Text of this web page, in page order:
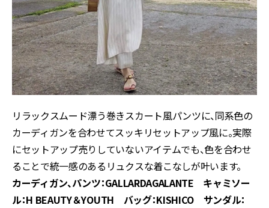
リラックスムード漂う巻きスカート風パンツに、同系色の
カーディガンを合わせてスッキリセットアップ風に。実際
にセットアップ売りしていないアイテムでも、色を合わせ
ることで統一感のあるリュクスな着こなしが叶います。
カーディガン、パンツ：GALLARDAGALANTE キャミソー
ル：H BEAUTY＆YOUTH バッグ：KISHICO サンダル：